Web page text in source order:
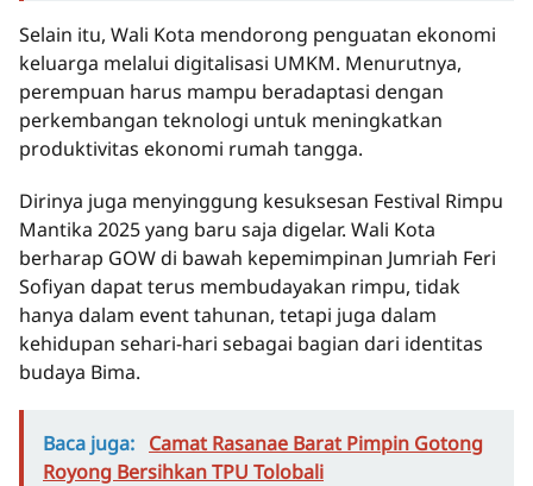
Selain itu, Wali Kota mendorong penguatan ekonomi
keluarga melalui digitalisasi UMKM. Menurutnya,
perempuan harus mampu beradaptasi dengan
perkembangan teknologi untuk meningkatkan
produktivitas ekonomi rumah tangga.
Dirinya juga menyinggung kesuksesan Festival Rimpu
Mantika 2025 yang baru saja digelar. Wali Kota
berharap GOW di bawah kepemimpinan Jumriah Feri
Sofiyan dapat terus membudayakan rimpu, tidak
hanya dalam event tahunan, tetapi juga dalam
kehidupan sehari-hari sebagai bagian dari identitas
budaya Bima.
Baca juga: Camat Rasanae Barat Pimpin Gotong
Royong Bersihkan TPU Tolobali